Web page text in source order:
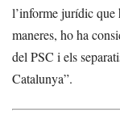
l’informe jurídic que
maneres, ho ha
del PSC i els
Catalunya”.